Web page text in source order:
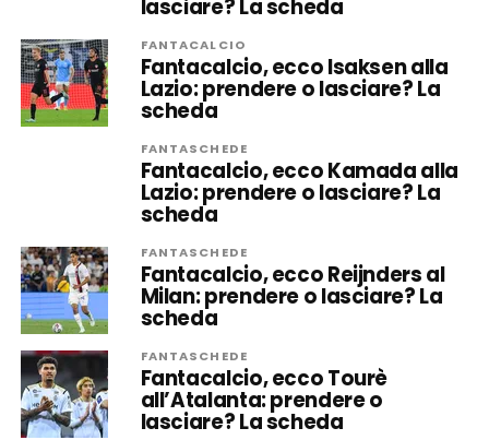
lasciare? La scheda
FANTACALCIO
Fantacalcio, ecco Isaksen alla
Lazio: prendere o lasciare? La
scheda
FANTASCHEDE
Fantacalcio, ecco Kamada alla
Lazio: prendere o lasciare? La
scheda
FANTASCHEDE
Fantacalcio, ecco Reijnders al
Milan: prendere o lasciare? La
scheda
FANTASCHEDE
Fantacalcio, ecco Tourè
all’Atalanta: prendere o
lasciare? La scheda